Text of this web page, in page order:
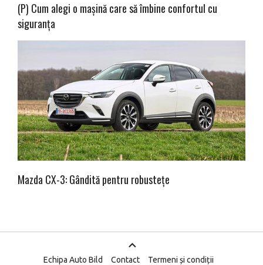
(P) Cum alegi o mașină care să îmbine confortul cu
siguranța
Mazda CX-3: Gândită pentru robustețe
Echipa Auto Bild Contact Termeni și condiții